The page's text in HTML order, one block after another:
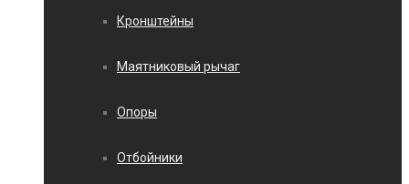
Кронштейны
Маятниковый рычаг
Опоры
Отбойники